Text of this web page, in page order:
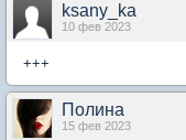
ksany_ka
10 фев 2023
+++
Полина
15 фев 2023